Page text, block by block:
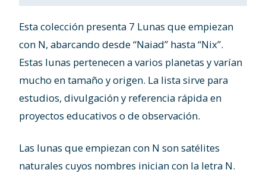
Esta colección presenta 7 Lunas que empiezan
con N, abarcando desde “Naiad” hasta “Nix”.
Estas lunas pertenecen a varios planetas y varían
mucho en tamaño y origen. La lista sirve para
estudios, divulgación y referencia rápida en
proyectos educativos o de observación.
Las lunas que empiezan con N son satélites
naturales cuyos nombres inician con la letra N.